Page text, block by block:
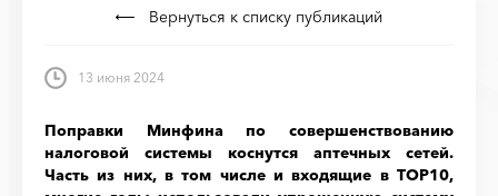
Вернуться к списку публикаций
13 июня 2024
Поправки Минфина по совершенствованию
налоговой системы коснутся аптечных сетей.
Часть из них, в том числе и входящие в TOP10,